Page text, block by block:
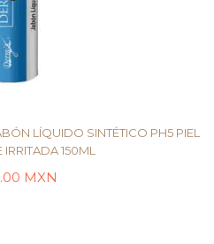
LÍQUIDO SINTÉTICO PH5 PIEL
IRRITADA 150ML
MXN